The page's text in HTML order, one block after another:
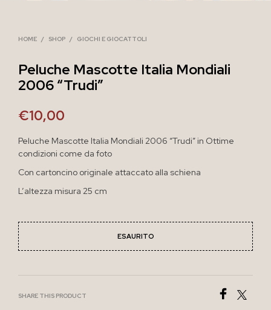
HOME / SHOP / GIOCHI E GIOCATTOLI
Peluche Mascotte Italia Mondiali
2006 “Trudi”
€10,00
Peluche Mascotte Italia Mondiali 2006 “Trudi” in Ottime
condizioni come da foto
Con cartoncino originale attaccato alla schiena
L’altezza misura 25 cm
ESAURITO
SHARE THIS PRODUCT